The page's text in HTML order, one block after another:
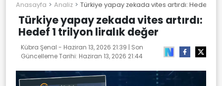
Anasayfa Analiz Türkiye yapay zekada vites artırdı: Hedef 1
Türkiye yapay zekada vites artırdı:
Hedef 1 trilyon liralık değer
Kübra Şenal - Haziran 13, 2026 21:39 | Son
Güncelleme Tarihi: Haziran 13, 2026 21:44